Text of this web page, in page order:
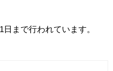
まで行われています。